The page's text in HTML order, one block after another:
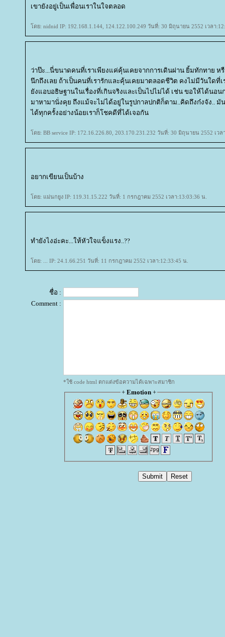
เขายังอยู่เป็นเพื่อนเราในใจตลอด
ดย: nidnid IP: 192.168.1.144, 124.122.100.249 วันที่: 30 มิถุนายน 2552 เวลา
ว่าป๊ะ...นี่ขนาดคนที่เราเพียงแค่คุ้นเคยจากการเดินผ่าน ยิ้มทักทาย ห
นึกถึงเลย ถ้าเป็นคนที่เรารักและคุ้นเคยมาตลอดชีวิต คงไม่มีวันใดที่
งแอบอธิษฐานในเรื่องที่เกินจริงและเป็นไปไม่ได้ เช่น ขอให้ได้นอน
มาหามานั่งคุย ถึงแม้จะไม่ได้อยู่ในรูปกาลปกติก็ตาม..คิดถึงก๋งจัง..
ได้ทุกครั้งอย่างน้อยเราก็โชคดีที่ได้เจอกัน
ดย: BB service IP: 172.16.226.80, 203.170.231.232 วันที่: 30 มิถุนายน 2552 เวล
อยากเขียนเป็นบ้าง
ดย: แม่นกยูง IP: 119.31.15.222 วันที่: 1 กรกฎาคม 2552 เวลา:13:03:36 น.
ทำยังไงอ่ะคะ...ให้หัวใจแข็งแรง..??
ดย: ... IP: 24.1.66.251 วันที่: 11 กรกฎาคม 2552 เวลา:12:33:45 น.
ชื่อ :
Comment :
*ใช้ code html ตกแต่งข้อความได้เฉพาะสมาชิก
+ Emotion+